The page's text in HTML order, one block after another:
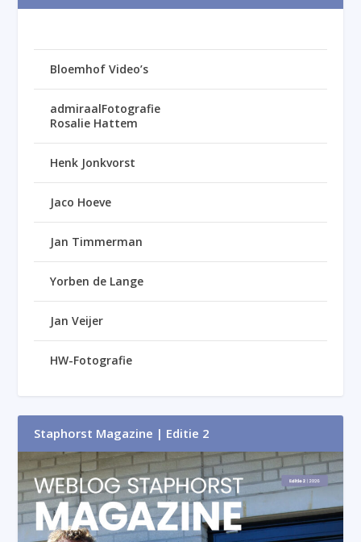
Bloemhof Video’s
admiraalFotografie
Rosalie Hattem
Henk Jonkvorst
Jaco Hoeve
Jan Timmerman
Yorben de Lange
Jan Veijer
HW-Fotografie
Staphorst Magazine | Editie 2